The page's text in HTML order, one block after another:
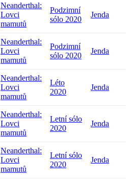
Neanderthal:
Lovci
mamutů
Podzimní
sólo 2020
Jenda
Neanderthal:
Lovci
mamutů
Podzimní
sólo 2020
Jenda
Neanderthal:
Lovci
mamutů
Léto
2020
Jenda
Neanderthal:
Lovci
mamutů
Letní sólo
2020
Jenda
Neanderthal:
Lovci
mamutů
Letní sólo
2020
Jenda